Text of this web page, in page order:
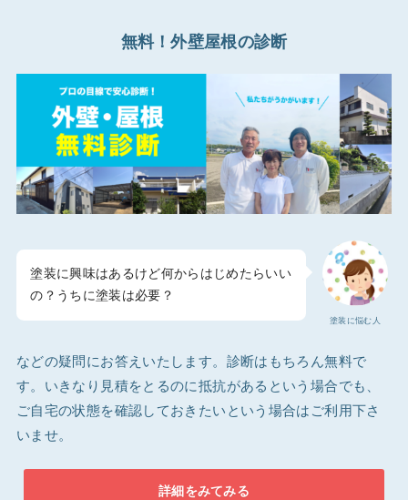
無料！外壁屋根の診断
塗装に悩む人
塗装に興味はあるけど何からはじめたらいい
の？うちに塗装は必要？
などの疑問にお答えいたします。診断はもちろん無料で
す。いきなり見積をとるのに抵抗があるという場合でも、
ご自宅の状態を確認しておきたいという場合はご利用下さ
いませ。
詳細をみてみる